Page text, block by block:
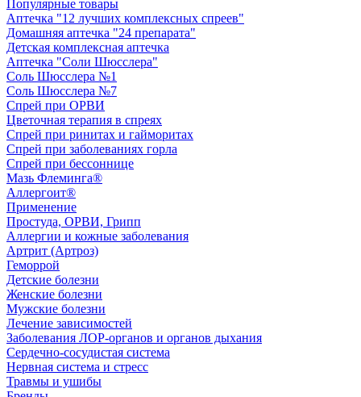
Популярные товары
Аптечка "12 лучших комплексных спреев"
Домашняя аптечка "24 препарата"
Детская комплексная аптечка
Аптечка "Соли Шюсслера"
Соль Шюсслера №1
Соль Шюсслера №7
Спрей при ОРВИ
Цветочная терапия в спреях
Спрей при ринитах и гайморитах
Спрей при заболеваниях горла
Спрей при бессоннице
Мазь Флеминга®
Аллергоит®
Применение
Простуда, ОРВИ, Грипп
Аллергии и кожные заболевания
Артрит (Артроз)
Геморрой
Детские болезни
Женские болезни
Мужские болезни
Лечение зависимостей
Заболевания ЛОР-органов и органов дыхания
Сердечно-сосудистая система
Нервная система и стресс
Травмы и ушибы